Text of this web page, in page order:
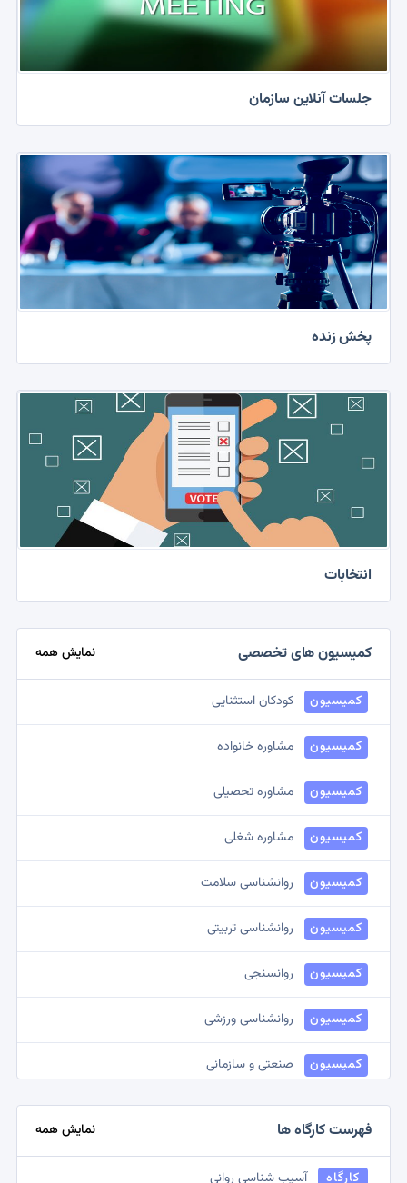
این حوزه و روسای مراکز مشاوره برگزار شد
1403/06/02 | 14:24
جلسات آنلاین سازمان
پخش زنده
انتخابات
کمیسیون های تخصصی نمایش همه
کمیسیون کودکان استثنایی
کمیسیون مشاوره خانواده
کمیسیون مشاوره تحصیلی
کمیسیون مشاوره شغلی
کمیسیون روانشناسی سلامت
کمیسیون روانشناسی تربیتی
کمیسیون روانسنجی
کمیسیون روانشناسی ورزشی
کمیسیون صنعتی و سازمانی
کمیسیون مشاوره ازدواج
کمیسیون روانشناسی بالینی کودک
فهرست کارگاه ها نمایش همه
کارگاه آسیب شناسی روانی